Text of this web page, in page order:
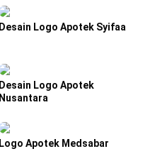
Desain Logo Apotek Syifaa
Desain Logo Apotek
Nusantara
Logo Apotek Medsabar